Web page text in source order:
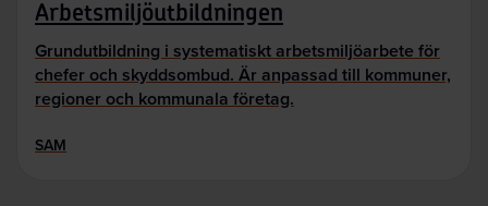
Arbetsmiljöutbildningen
Grundutbildning i systematiskt arbetsmiljöarbete för
chefer och skyddsombud. Är anpassad till kommuner,
regioner och kommunala företag.
SAM